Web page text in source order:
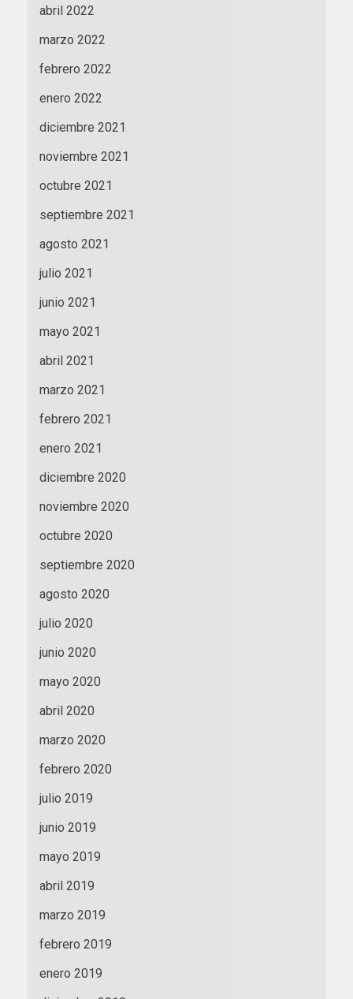
abril 2022
marzo 2022
febrero 2022
enero 2022
diciembre 2021
noviembre 2021
octubre 2021
septiembre 2021
agosto 2021
julio 2021
junio 2021
mayo 2021
abril 2021
marzo 2021
febrero 2021
enero 2021
diciembre 2020
noviembre 2020
octubre 2020
septiembre 2020
agosto 2020
julio 2020
junio 2020
mayo 2020
abril 2020
marzo 2020
febrero 2020
julio 2019
junio 2019
mayo 2019
abril 2019
marzo 2019
febrero 2019
enero 2019